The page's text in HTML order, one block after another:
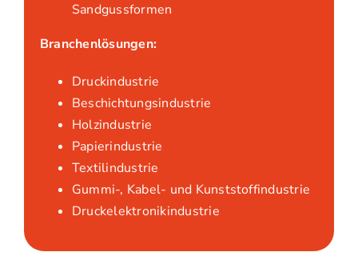
Sandgussformen
Branchenlösungen:
Druckindustrie
Beschichtungsindustrie
Holzindustrie
Papierindustrie
Textilindustrie
Gummi-, Kabel- und Kunststoffindustrie
Druckelektronikindustrie